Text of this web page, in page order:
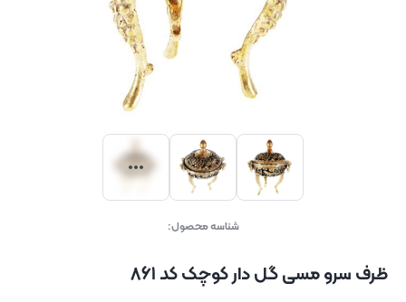
شناسه محصول:
ظرف سرو مسی گل دار کوچک کد ۸۶۱